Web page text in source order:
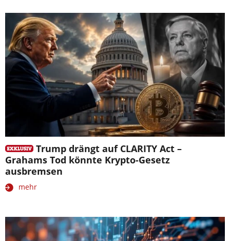
Trump drängt auf CLARITY Act –
Grahams Tod könnte Krypto-Gesetz
ausbremsen
mehr